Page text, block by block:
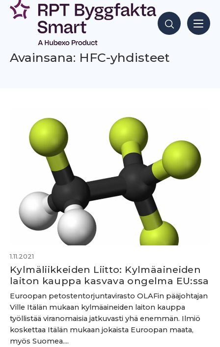
Siirry
sisältöön
Hae sisältöjä
Avainsana: HFC-yhdisteet
1.11.2021
Kylmäliikkeiden Liitto: Kylmäaineiden
laiton kauppa kasvava ongelma EU:ssa
Euroopan petostentorjuntavirasto OLAFin pääjohtajan
Ville Itälän mukaan kylmäaineiden laiton kauppa
työllistää viranomaisia jatkuvasti yhä enemmän. Ilmiö
koskettaa Itälän mukaan jokaista Euroopan maata,
myös Suomea....